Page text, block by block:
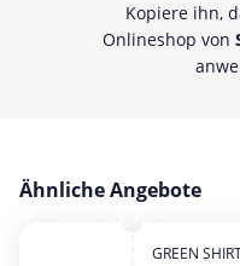
Kopiere ihn,
Onlineshop von
Ähnliche Angebote
GREEN